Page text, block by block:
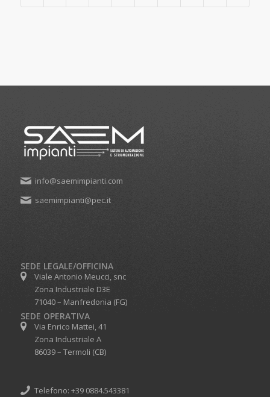
info@saemimpianti.com
saemimpianti@pec.it
SEDE LEGALE/OFFICINA
Viale Antonio Meucci, snc
Zona Industriale D3E
71040 – Manfredonia (FG)
SEDE OPERATIVA
Via Enrico Mattei, 41
Zona Industriale A
86039 – Termoli (CB)
Telefono: +39 0884.543381